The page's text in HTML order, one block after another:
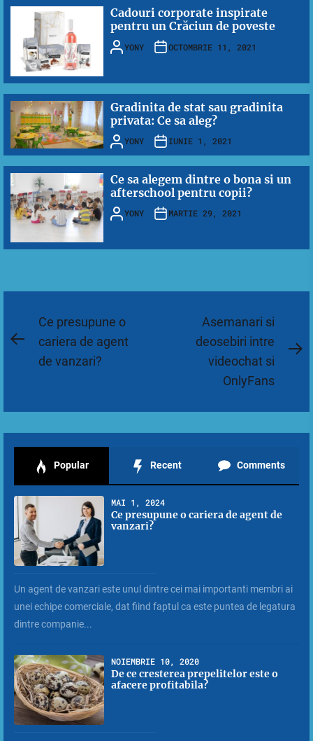
Cadouri corporate inspirate
pentru un Crăciun de poveste
YONY OCTOMBRIE 11, 2021
Gradinita de stat sau gradinita
privata: Ce sa aleg?
YONY IUNIE 1, 2021
Ce sa alegem dintre o bona si un
afterschool pentru copii?
YONY MARTIE 29, 2021
Navigare
în
articole
Previous
Ce presupune o
cariera de agent
de vanzari?
Asemanari si
deosebiri intre
videochat si
OnlyFans
Popular Recent Comments
MAI 1, 2024
Ce presupune o cariera de agent de
vanzari?
Un agent de vanzari este unul dintre cei mai importanti membri ai
unei echipe comerciale, dat fiind faptul ca este puntea de legatura
dintre companie...
NOIEMBRIE 10, 2020
De ce cresterea prepelitelor este o
afacere profitabila?